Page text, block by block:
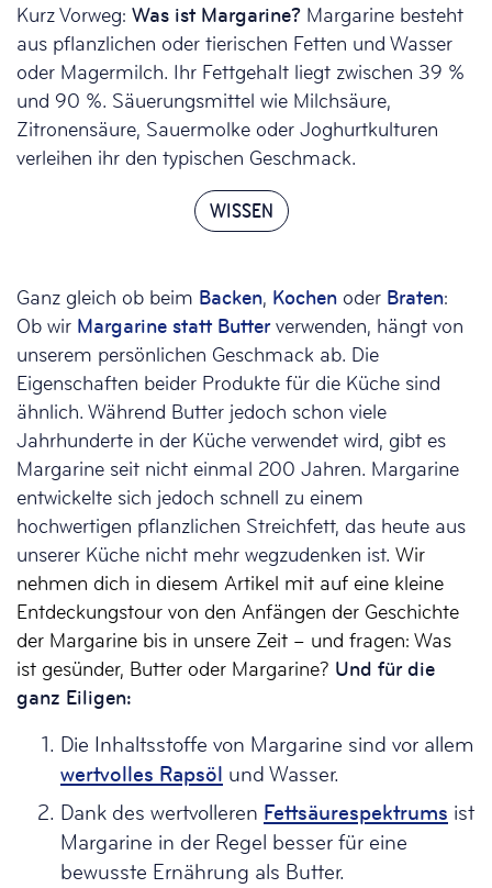
Kurz Vorweg: Was ist Margarine? Margarine besteht
aus pflanzlichen oder tierischen Fetten und Wasser
oder Magermilch. Ihr Fettgehalt liegt zwischen 39 %
und 90 %. Säuerungsmittel wie Milchsäure,
Zitronensäure, Sauermolke oder Joghurtkulturen
verleihen ihr den typischen Geschmack.
WISSEN
Ganz gleich ob beim Backen, Kochen oder Braten:
Ob wir Margarine statt Butterverwenden, hängt von
unserem persönlichen Geschmack ab. Die
Eigenschaften beider Produkte für die Küche sind
ähnlich. Während Butter jedoch schon viele
Jahrhunderte in der Küche verwendet wird, gibt es
Margarine seit nicht einmal 200 Jahren. Margarine
entwickelte sich jedoch schnell zu einem
hochwertigen pflanzlichen Streichfett, das heute aus
unserer Küche nicht mehr wegzudenken ist. Wir
nehmen dich in diesem Artikel mit auf eine kleine
Entdeckungstour von den Anfängen der Geschichte
der Margarine bis in unsere Zeit – und fragen: Was
ist gesünder, Butter oder Margarine? Und für die
ganz Eiligen:
Die Inhaltsstoffe von Margarine sind vor allem
wertvolles Rapsöl und Wasser.
Dank des wertvolleren Fett­säurespektrums ist
Margarine in der Regel besser für eine
bewusste Ernährung als Butter.